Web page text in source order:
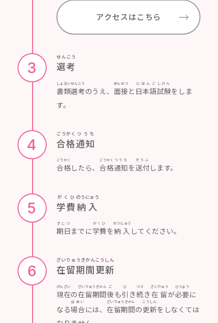
アクセスはこちら
3 選考
せんこう
書類選考
しょるいせんこう
のうえ、 面接
めんせつ
と 日本語
にほんご
試験
しけん
をしま
す。
4 合格
ごうかく
通知
つうち
合格
ごうかく
したら、合格
ごうかく
通知
つうち
を送付
そうふ
します。
5 学費
がくひ
納入
のうにゅう
期日
きじつ
までに学費
がくひ
を納入
のうにゅう
してください。
6 在留期間更新
ざいりゅうきかんこうしん
現在
げんざい
の在留期間
ざいりゅうきかん
後
ご
も引
ひ
き続
つづ
き在留
ざいりゅう
が必要
ひつよう
に
なる場合
ばあい
には、 在留期間
ざいりゅうきかん
の更新
こうしん
をしなくては